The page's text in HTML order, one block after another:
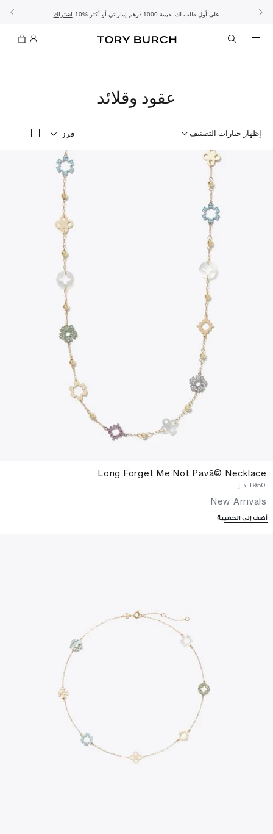
الموسم الجديد: إطلالات العملتسوّقي التشكيلة تشكيلة عيد الأضحىتسوقي اشتراك 10% على أول طلب لك بقيمة 1000 درهم إماراتي أو أكثر تفاصيل - الشحن المجاني تفاصيل - تسوق الآن واستلم في المتجر
عقود وقلائد
إظهار خيارات التصنيف فرز
Long Forget Me Not Pavã© Necklace
New Arrivals
أضف إلى الحقيبة